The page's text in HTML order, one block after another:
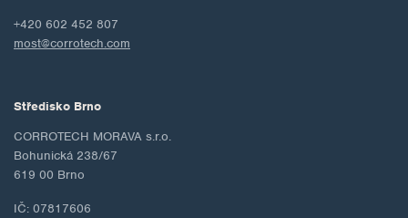
+420 602 452 807
most@corrotech.com
Středisko Brno
CORROTECH MORAVA s.r.o.
Bohunická 238/67
619 00 Brno
IČ: 07817606